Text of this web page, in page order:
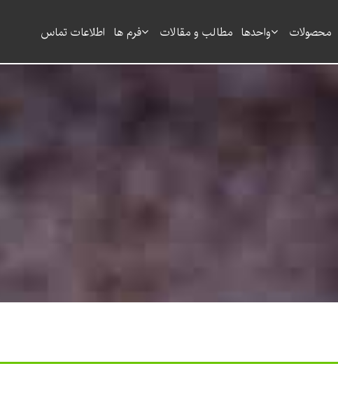
محصولات واحدها مطالب و مقالات فرم ها اطلاعات تماس